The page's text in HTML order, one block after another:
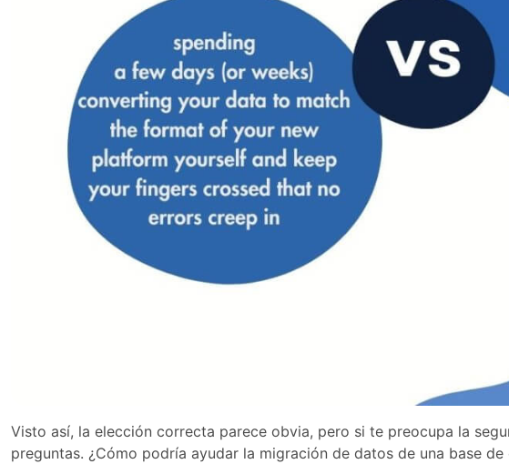
Visto así, la elección correcta parece obvia, pero si te preocupa la
preguntas. ¿Cómo podría ayudar la migración de datos de una base